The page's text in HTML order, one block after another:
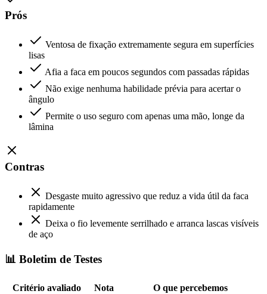
Prós
Ventosa de fixação extremamente segura em superfícies
lisas
Afia a faca em poucos segundos com passadas rápidas
Não exige nenhuma habilidade prévia para acertar o
ângulo
Permite o uso seguro com apenas uma mão, longe da
lâmina
Contras
Desgaste muito agressivo que reduz a vida útil da faca
rapidamente
Deixa o fio levemente serrilhado e arranca lascas visíveis
de aço
📊 Boletim de Testes
Critério avaliado Nota
O que percebemos